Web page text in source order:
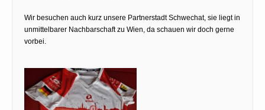
Wir besuchen auch kurz unsere Partnerstadt Schwechat, sie liegt in
unmittelbarer Nachbarschaft zu Wien, da schauen wir doch gerne
vorbei.